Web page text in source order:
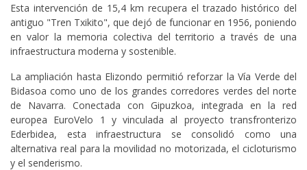
Esta intervención de 15,4 km recupera el trazado histórico del
antiguo "Tren Txikito", que dejó de funcionar en 1956, poniendo
en valor la memoria colectiva del territorio a través de una
infraestructura moderna y sostenible.
La ampliación hasta Elizondo permitió reforzar la Vía Verde del
Bidasoa como uno de los grandes corredores verdes del norte
de Navarra. Conectada con Gipuzkoa, integrada en la red
europea EuroVelo 1 y vinculada al proyecto transfronterizo
Ederbidea, esta infraestructura se consolidó como una
alternativa real para la movilidad no motorizada, el cicloturismo
y el senderismo.